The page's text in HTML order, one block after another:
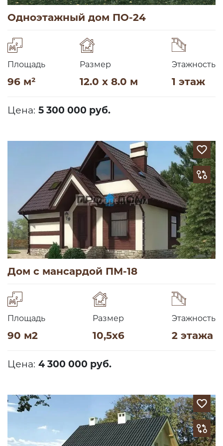
Одноэтажный дом ПО-24
Площадь
96 м²
Размер
12.0 x 8.0 м
Этажность
1 этаж
Цена: 5 300 000 руб.
Дом с мансардой ПМ-18
Площадь
90 м2
Размер
10,5х6
Этажность
2 этажа
Цена: 4 300 000 руб.